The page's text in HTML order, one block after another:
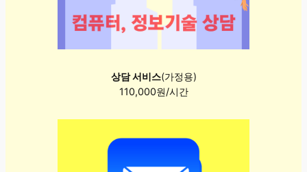
상담 서비스(가정용)
110,000원/시간